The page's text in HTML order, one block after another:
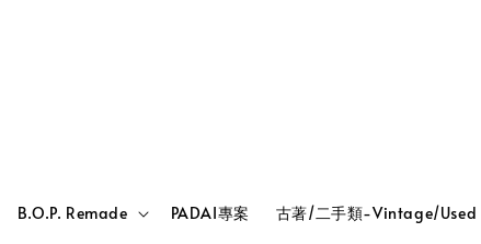
B.O.P. Remade PADAI專案 古著/二手類-Vintage/Used